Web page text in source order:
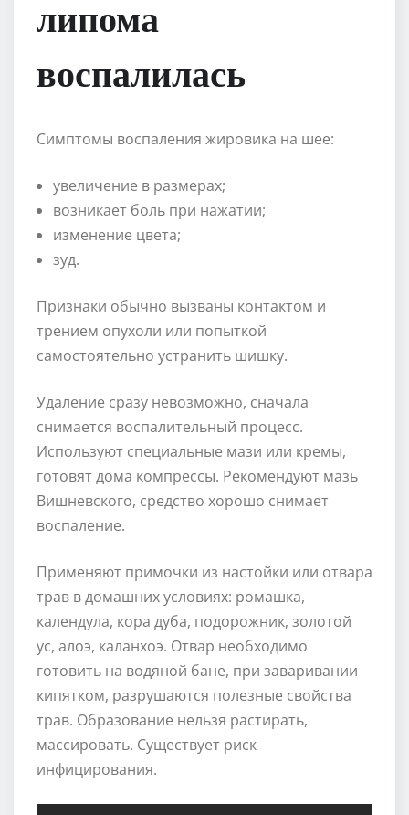
липома
воспалилась
Симптомы воспаления жировика на шее:
увеличение в размерах;
возникает боль при нажатии;
изменение цвета;
зуд.
Признаки обычно вызваны контактом и
трением опухоли или попыткой
самостоятельно устранить шишку.
Удаление сразу невозможно, сначала
снимается воспалительный процесс.
Используют специальные мази или кремы,
готовят дома компрессы. Рекомендуют мазь
Вишневского, средство хорошо снимает
воспаление.
Применяют примочки из настойки или отвара
трав в домашних условиях: ромашка,
календула, кора дуба, подорожник, золотой
ус, алоэ, каланхоэ. Отвар необходимо
готовить на водяной бане, при заваривании
кипятком, разрушаются полезные свойства
трав. Образование нельзя растирать,
массировать. Существует риск
инфицирования.